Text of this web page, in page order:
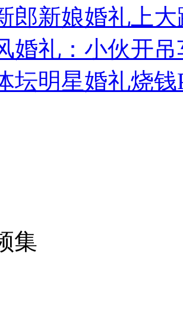
全 医生回应
权政治霸凌主义
国家言论片面不公正
郎新娘婚礼上
婚礼：小伙开
坛明星婚礼烧钱
集